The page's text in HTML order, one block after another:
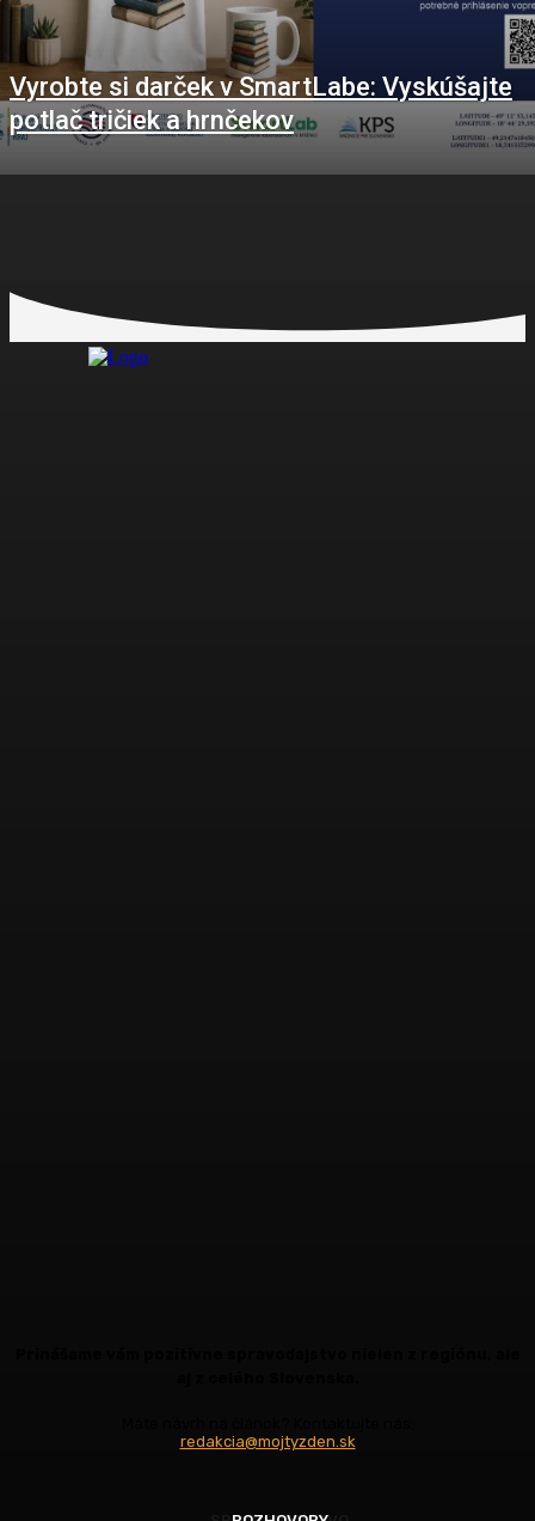
Vyrobte si darček v SmartLabe: Vyskúšajte
potlač tričiek a hrnčekov
redakcia@mojtyzden.sk